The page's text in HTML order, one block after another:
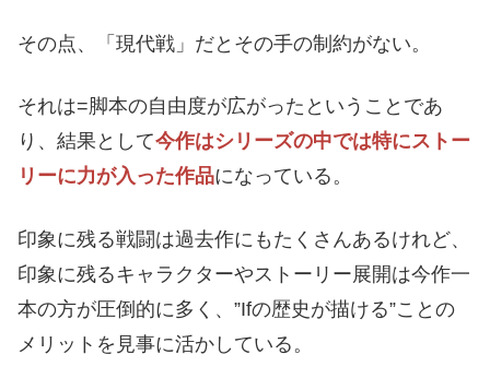
その点、「現代戦」だとその手の制約がない。
それは=脚本の自由度が広がったということであ
り、結果として今作はシリーズの中では特にストー
リーに力が入った作品になっている。
印象に残る戦闘は過去作にもたくさんあるけれど、
印象に残るキャラクターやストーリー展開は今作一
本の方が圧倒的に多く、”Ifの歴史が描ける”ことの
メリットを見事に活かしている。